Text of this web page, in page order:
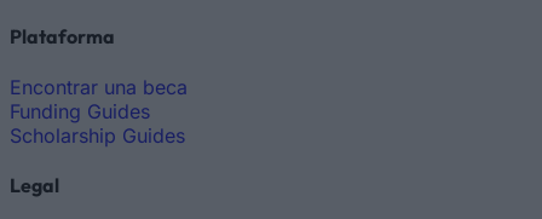
Plataforma
Encontrar una beca
Funding Guides
Scholarship Guides
Legal